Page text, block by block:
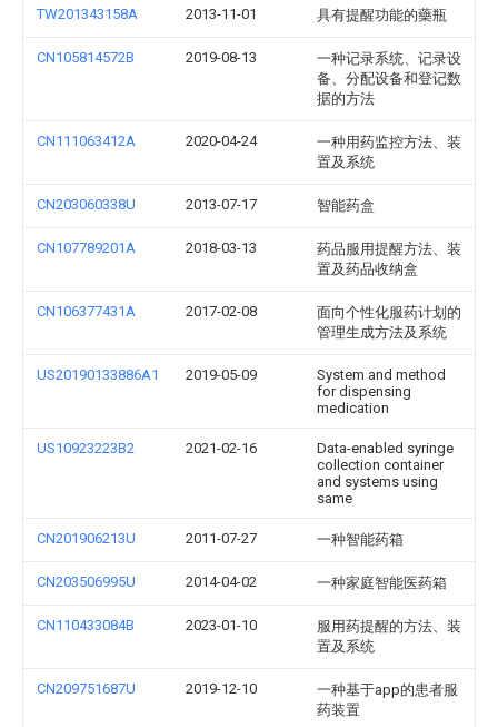
TW201343158A 2013-11-01 具有提醒功能的藥瓶
CN105814572B 2019-08-13
一种记录系统、记录设
备、分配设备和登记数
据的方法
CN111063412A 2020-04-24
一种用药监控方法、装
置及系统
CN203060338U 2013-07-17 智能药盒
CN107789201A 2018-03-13
药品服用提醒方法、装
置及药品收纳盒
CN106377431A 2017-02-08
面向个性化服药计划的
管理生成方法及系统
US20190133886A1 2019-05-09
System and method
for dispensing
medication
US10923223B2 2021-02-16
Data-enabled syringe
collection container
and systems using
same
CN201906213U 2011-07-27 一种智能药箱
CN203506995U 2014-04-02 一种家庭智能医药箱
CN110433084B 2023-01-10
服用药提醒的方法、装
置及系统
CN209751687U 2019-12-10
一种基于app的患者服
药装置